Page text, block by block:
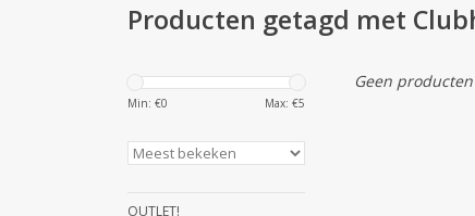
Producten getagd met
Min: €0 Max: €5
OUTLET!
Geen